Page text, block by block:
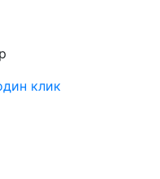
клик